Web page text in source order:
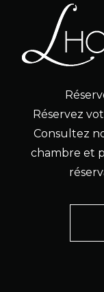
Réservez
Consultez
chambre et